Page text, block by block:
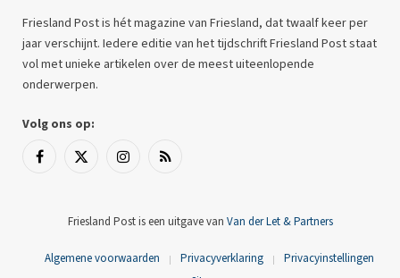
Friesland Post is hét magazine van Friesland, dat twaalf keer per
jaar verschijnt. Iedere editie van het tijdschrift Friesland Post staat
vol met unieke artikelen over de meest uiteenlopende
onderwerpen.
Volg ons op:
Facebook
X
InstagramRSS
Friesland Post is een uitgave van Van der Let & Partners
Algemene voorwaarden Privacyverklaring
Privacyinstellingen